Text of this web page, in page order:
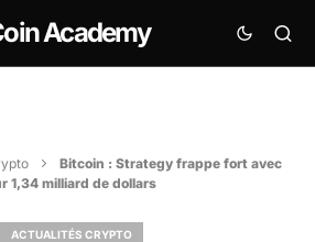
Academy
Bitcoin : Strategy frappe fort avec
1,34 milliard de dollars
ACTUALITÉS CRYPTO